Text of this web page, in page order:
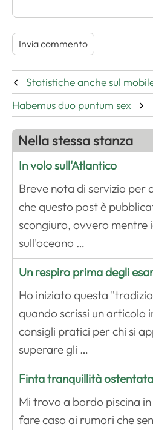
Statistiche anche sul
Habemus duo puntum sex
Nella stessa stanza
In volo sull'Atlantico
Breve nota di servizio per
che questo post è
scongiuro, ovvero mentre
sull'oceano …
Un respiro prima degli
Ho iniziato questa
quando scrissi un articolo
consigli pratici per chi si
superare gli …
Finta tranquillità ostentata
Mi trovo a bordo piscina
fare caso ai rumori che